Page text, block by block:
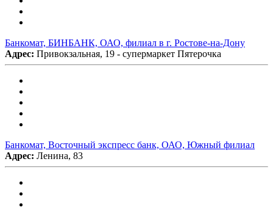
Банкомат, БИНБАНК, ОАО, филиал в г. Ростове-на-Дону
Адрес: Привокзальная, 19 - супермаркет Пятерочка
Банкомат, Восточный экспресс банк, ОАО, Южный филиал
Адрес: Ленина, 83